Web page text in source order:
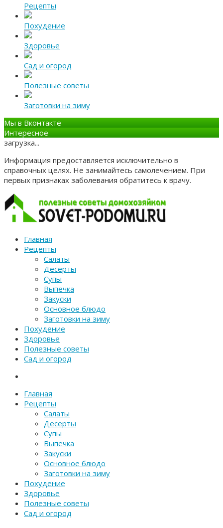
Рецепты
Похудение
Здоровье
Сад и огород
Полезные советы
Заготовки на зиму
Мы в Вконтакте
Интересное
загрузка...
Информация предоставляется исключительно в
справочных целях. Не занимайтесь самолечением. При
первых признаках заболевания обратитесь к врачу.
Главная
Рецепты
Салаты
Десерты
Супы
Выпечка
Закуски
Основное блюдо
Заготовки на зиму
Похудение
Здоровье
Полезные советы
Сад и огород
Главная
Рецепты
Салаты
Десерты
Супы
Выпечка
Закуски
Основное блюдо
Заготовки на зиму
Похудение
Здоровье
Полезные советы
Сад и огород